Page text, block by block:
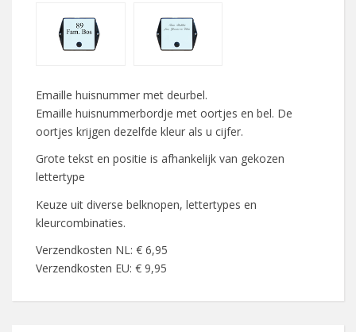
Emaille huisnummer met deurbel.
Emaille huisnummerbordje met oortjes en bel. De
oortjes krijgen dezelfde kleur als u cijfer.
Grote tekst en positie is afhankelijk van gekozen
lettertype
Keuze uit diverse belknopen, lettertypes en
kleurcombinaties.
Verzendkosten NL: € 6,95
Verzendkosten EU: € 9,95